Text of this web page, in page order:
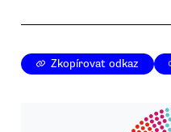
Zkopírovat odkaz